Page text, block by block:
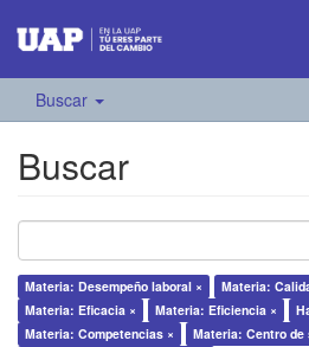
Buscar
Buscar
Materia: Desempeño laboral ×
Materia:
Materia: Eficacia ×
Materia: Eficiencia ×
Materia: Competencias ×
Materia: Centro de